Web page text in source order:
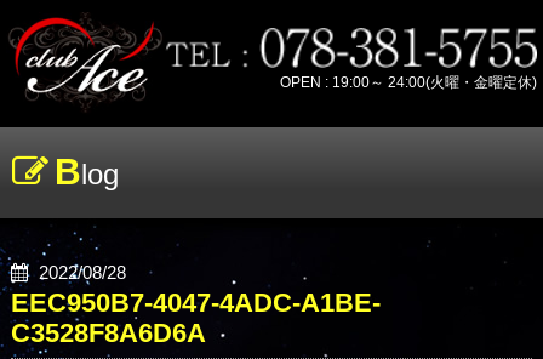
OPEN : 19:00～ 24:00(火曜・金曜定休)
Blog
2022/08/28
EEC950B7-4047-4ADC-A1BE-
C3528F8A6D6A